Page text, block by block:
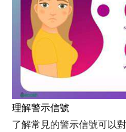
理解警示信號
了解常見的警示信號可以